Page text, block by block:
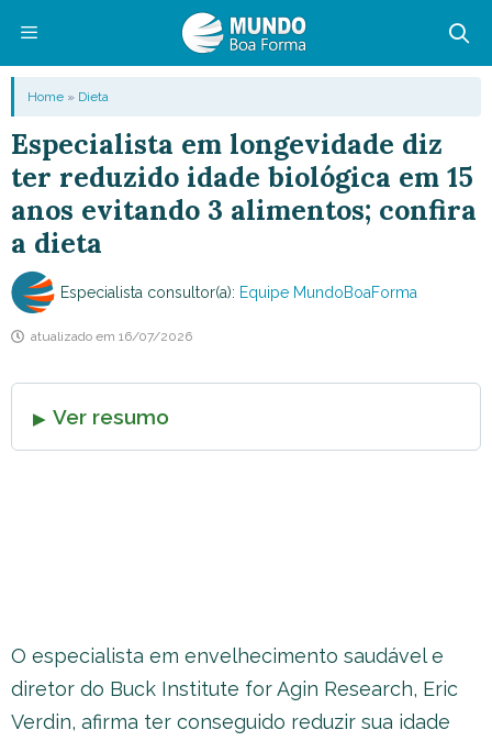
conteúdo
Menu
Home » Dieta
Especialista em longevidade diz
ter reduzido idade biológica em 15
anos evitando 3 alimentos; confira
a dieta
Especialista consultor(a): Equipe MundoBoaForma
atualizado em 16/07/2026
Ver resumo
O especialista em envelhecimento saudável e
diretor do Buck Institute for Agin Research, Eric
Verdin, afirma ter conseguido reduzir sua idade